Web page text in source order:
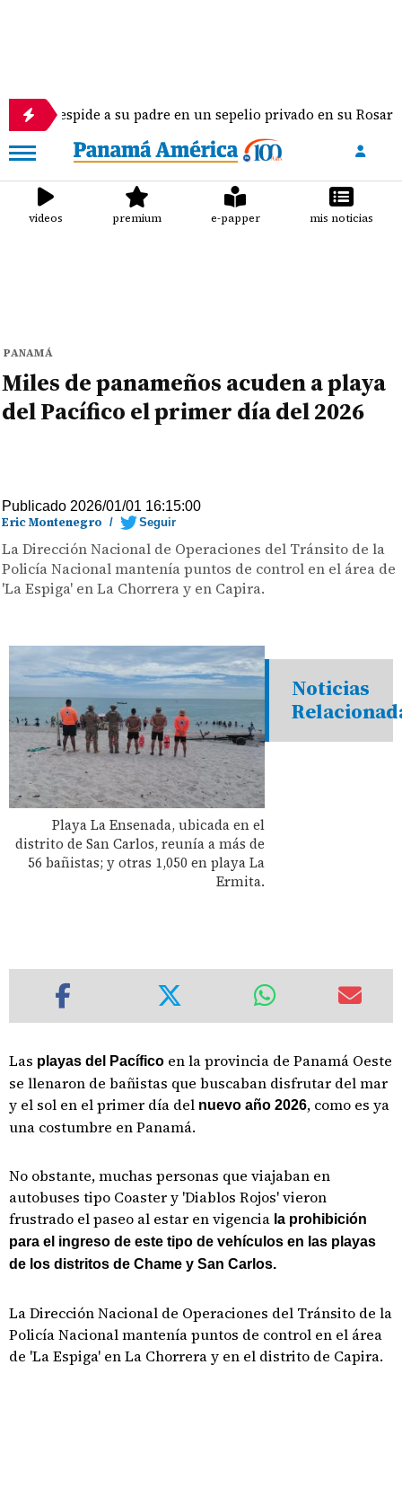
a su padre en un sepelio privado en su Rosario natal
videos premium e-papper mis noticias
PANAMÁ
Miles de panameños acuden a playa
del Pacífico el primer día del 2026
Publicado 2026/01/01 16:15:00
Eric Montenegro / Seguir
La Dirección Nacional de Operaciones del Tránsito de la
Policía Nacional mantenía puntos de control en el área de
'La Espiga' en La Chorrera y en Capira.
Playa La Ensenada, ubicada en el
distrito de San Carlos, reunía a más de
56 bañistas; y otras 1,050 en playa La
Ermita.
Noticias
Las playas del Pacífico en la provincia de Panamá Oeste
se llenaron de bañistas que buscaban disfrutar del mar
y el sol en el primer día del nuevo año 2026, como es ya
una costumbre en Panamá.
No obstante, muchas personas que viajaban en
autobuses tipo Coaster y 'Diablos Rojos' vieron
frustrado el paseo al estar en vigencia la prohibición
para el ingreso de este tipo de vehículos en las playas
de los distritos de Chame y San Carlos.
La Dirección Nacional de Operaciones del Tránsito de la
Policía Nacional mantenía puntos de control en el área
de 'La Espiga' en La Chorrera y en el distrito de Capira.